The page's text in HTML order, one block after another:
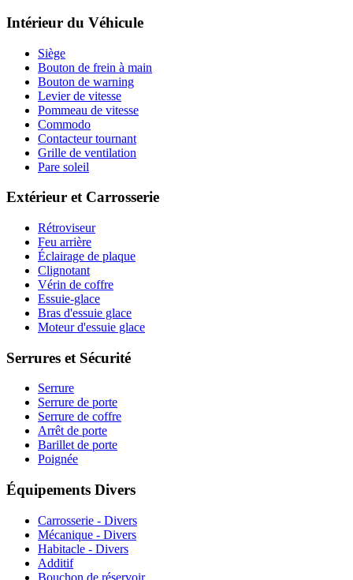
Intérieur du Véhicule
Siège
Bouton de frein à main
Bouton de warning
Levier de vitesse
Pommeau de vitesse
Commodo
Contacteur tournant
Grille de ventilation
Pare soleil
Extérieur et Carrosserie
Rétroviseur
Feu arrière
Éclairage de plaque
Clignotant
Vérin de coffre
Essuie-glace
Bras d'essuie glace
Moteur d'essuie glace
Serrures et Sécurité
Serrure
Serrure de porte
Serrure de coffre
Arrêt de porte
Barillet de porte
Poignée
Équipements Divers
Carrosserie - Divers
Mécanique - Divers
Habitacle - Divers
Additif
Bouchon de réservoir